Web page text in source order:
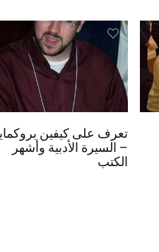
تعرف على كيفين
– السيرة الأدبية وأشهر
الكتب